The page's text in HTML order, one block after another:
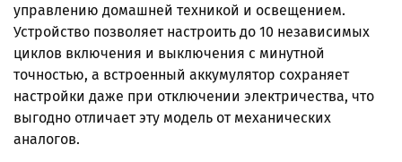
управлению домашней техникой и освещением.
Устройство позволяет настроить до 10 независимых
циклов включения и выключения с минутной
точностью, а встроенный аккумулятор сохраняет
настройки даже при отключении электричества, что
выгодно отличает эту модель от механических
аналогов.